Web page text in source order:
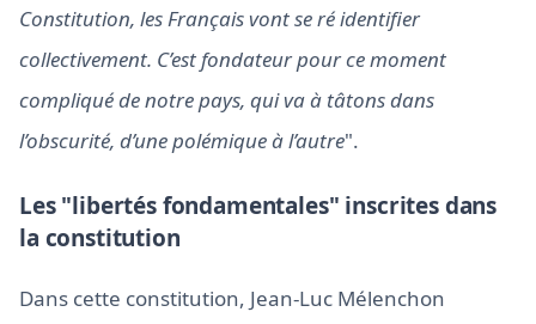
Constitution, les Français vont se ré identifier
collectivement. C’est fondateur pour ce moment
compliqué de notre pays, qui va à tâtons dans
l’obscurité, d’une polémique à l’autre".
Les "libertés fondamentales" inscrites dans
la constitution
Dans cette constitution, Jean-Luc Mélenchon